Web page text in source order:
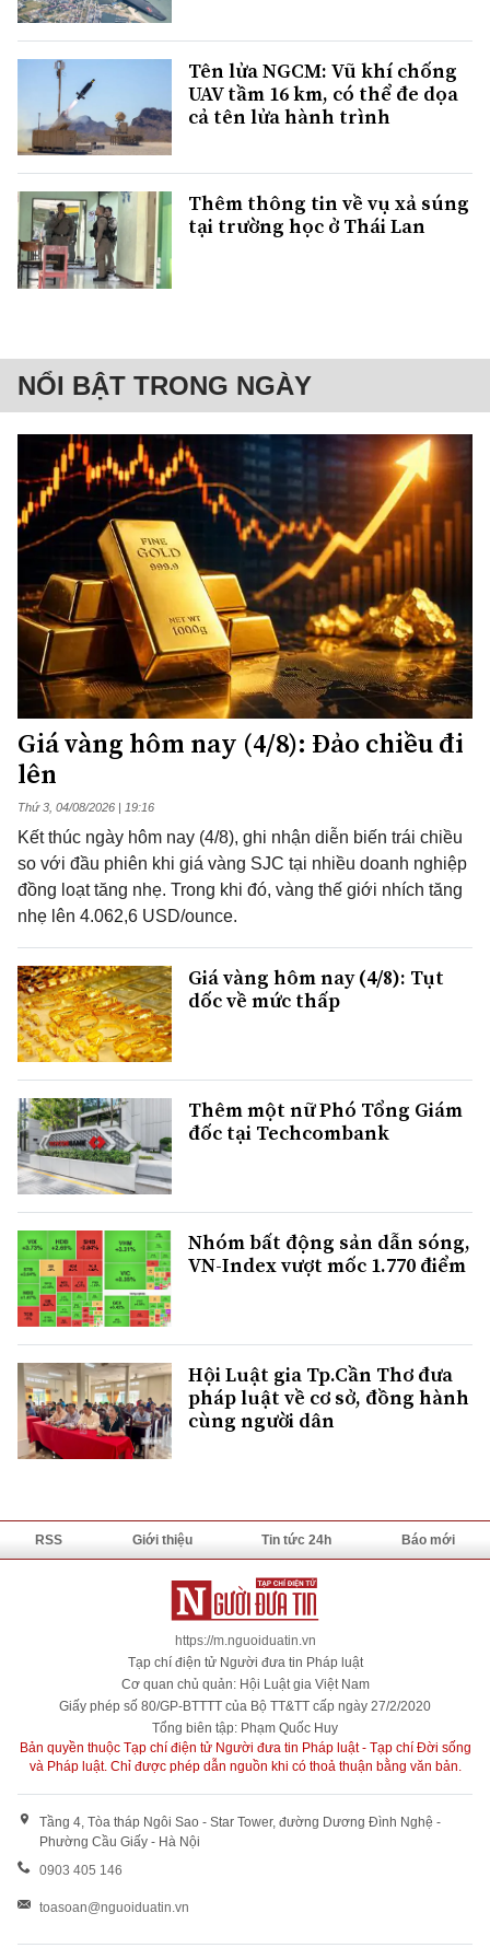
Tên lửa NGCM: Vũ khí chống
UAV tầm 16 km, có thể đe dọa
cả tên lửa hành trình
Thêm thông tin về vụ xả súng
tại trường học ở Thái Lan
NỔI BẬT TRONG NGÀY
Giá vàng hôm nay (4/8): Đảo chiều đi
lên
Thứ 3, 04/08/2026 | 19:16
Kết thúc ngày hôm nay (4/8), ghi nhận diễn biến trái chiều
so với đầu phiên khi giá vàng SJC tại nhiều doanh nghiệp
đồng loạt tăng nhẹ. Trong khi đó, vàng thế giới nhích tăng
nhẹ lên 4.062,6 USD/ounce.
Giá vàng hôm nay (4/8): Tụt
dốc về mức thấp
Thêm một nữ Phó Tổng Giám
đốc tại Techcombank
Nhóm bất động sản dẫn sóng,
VN-Index vượt mốc 1.770 điểm
Hội Luật gia Tp.Cần Thơ đưa
pháp luật về cơ sở, đồng hành
cùng người dân
RSS Giới thiệu Tin tức 24h Báo mới
https://m.nguoiduatin.vn
Tạp chí điện tử Người đưa tin Pháp luật
Cơ quan chủ quản: Hội Luật gia Việt Nam
Giấy phép số 80/GP-BTTTT của Bộ TT&TT cấp ngày 27/2/2020
Tổng biên tập: Phạm Quốc Huy
Bản quyền thuộc Tạp chí điện tử Người đưa tin Pháp luật - Tạp chí Đời sống
và Pháp luật. Chỉ được phép dẫn nguồn khi có thoả thuận bằng văn bản.
Tầng 4, Tòa tháp Ngôi Sao - Star Tower, đường Dương Đình Nghệ -
Phường Cầu Giấy - Hà Nội
0903 405 146
toasoan@nguoiduatin.vn